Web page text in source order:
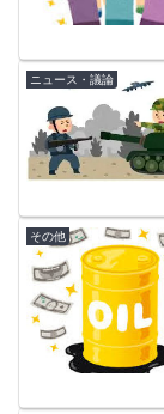
▶
善意で頂け
かなぁと。
ーとかなら
▶ 【悲報】岡
▶ 韓国人「日
理の秘密”が
▶ 【海外の反
込めた労
▶ 外国人「ド
が上なの？
海外「日本
ニュース・議論
その他